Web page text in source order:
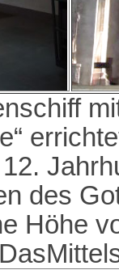
des
Höhe